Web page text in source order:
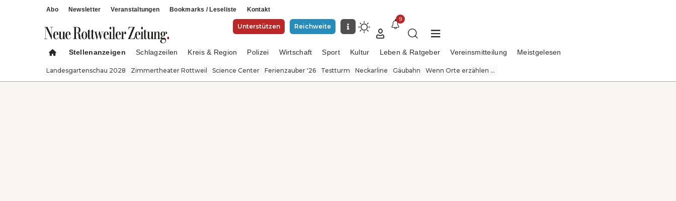
Abo Newsletter Veranstaltungen Bookmarks / Leseliste Kontakt
Unterstützen Reichweite
9
Stellenanzeigen Schlagzeilen Kreis & Region Polizei Wirtschaft Sport Kultur Leben & Ratgeber Vereinsmitteilung Meistgelesen
Landesgartenschau 2028 Zimmertheater Rottweil Science Center Ferienzauber '26 Testturm Neckarline Gäubahn Wenn Orte erzählen ...